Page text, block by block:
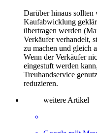
Darüber hinaus
Kaufabwicklung
übertragen werden
Verkäufer verhandelt,
zu machen und gleich
Wenn der Verkäufer
eingestuft werden
Treuhandservice
reduzieren.
weitere Artikel